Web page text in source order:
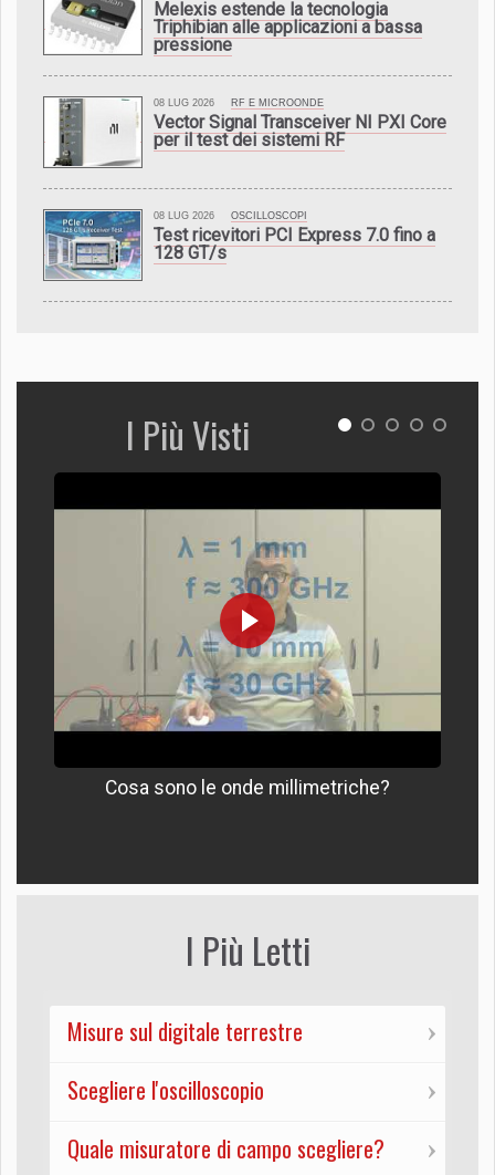
Melexis estende la tecnologia
Triphibian alle applicazioni a bassa
pressione
08 LUG 2026 RF E MICROONDE
Vector Signal Transceiver NI PXI Core
per il test dei sistemi RF
08 LUG 2026 OSCILLOSCOPI
Test ricevitori PCI Express 7.0 fino a
128 GT/s
I Più Visti
Cosa sono le onde millimetriche?
I Più Letti
Misure sul digitale terrestre
Scegliere l'oscilloscopio
Quale misuratore di campo scegliere?